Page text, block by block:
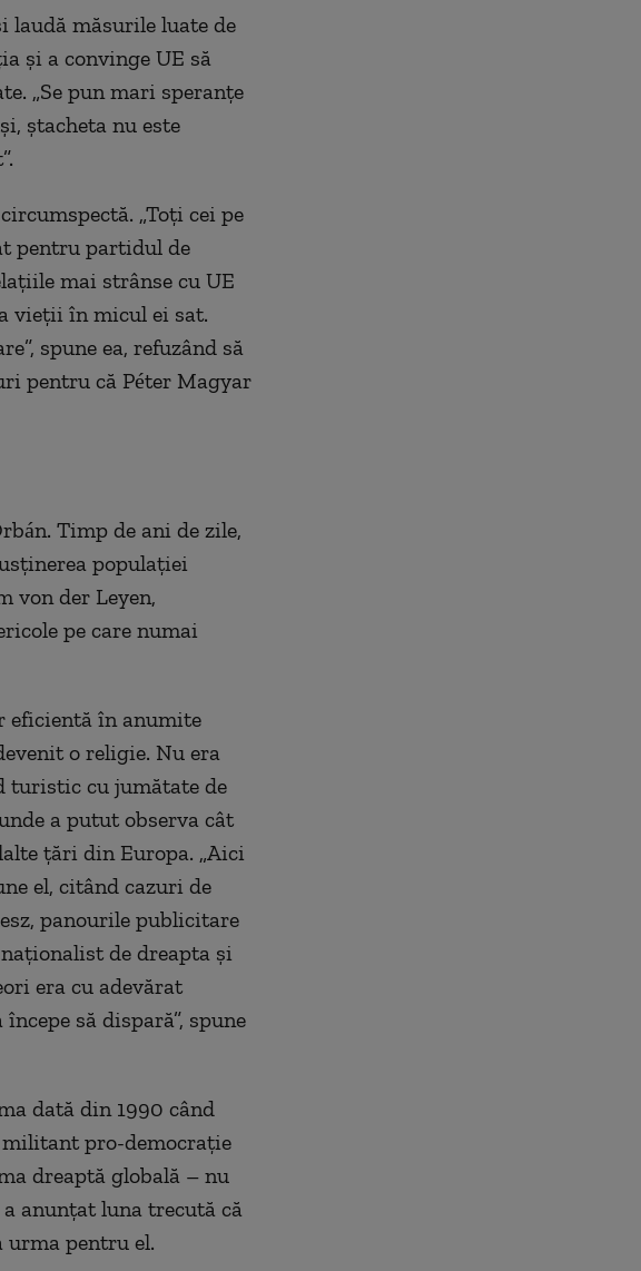
laudă măsurile luate de
şi a convinge UE să
„Se pun mari speranţe
ştacheta nu este
„Toţi cei pe
pentru partidul de
mai strânse cu UE
vieţii în micul ei sat.
spune ea, refuzând să
pentru că Péter Magyar
Timp de ani de zile,
populaţiei
von der Leyen,
pe care numai
eficientă în anumite
o religie. Nu era
turistic cu jumătate de
a putut observa cât
ţări din Europa. „Aici
el, citând cazuri de
panourile publicitare
de dreapta şi
era cu adevărat
să dispară”, spune
dată din 1990 când
militant pro-democraţie
dreaptă globală – nu
anunţat luna trecută că
urma pentru el.